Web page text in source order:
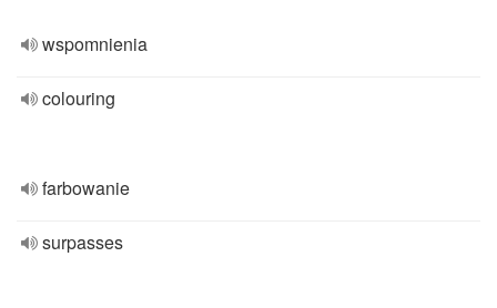
wspomnienia
colouring
farbowanie
surpasses